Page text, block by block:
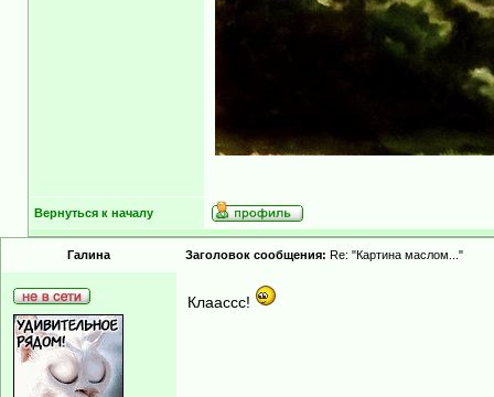
Вернуться к началу
Гaлинa Заголовок сообщения: Re: "Картина маслом..."
Клаассс!